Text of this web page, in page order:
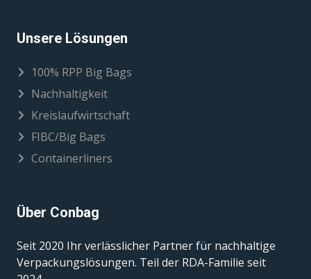
Unsere Lösungen
100% RPP Big Bags
Nachhaltigkeit
Kreislaufwirtschaft
FIBC/Big Bags
Containerliners
Über Conbag
Seit 2020 Ihr verlässlicher Partner für nachhaltige
Verpackungslösungen. Teil der RDA-Familie seit